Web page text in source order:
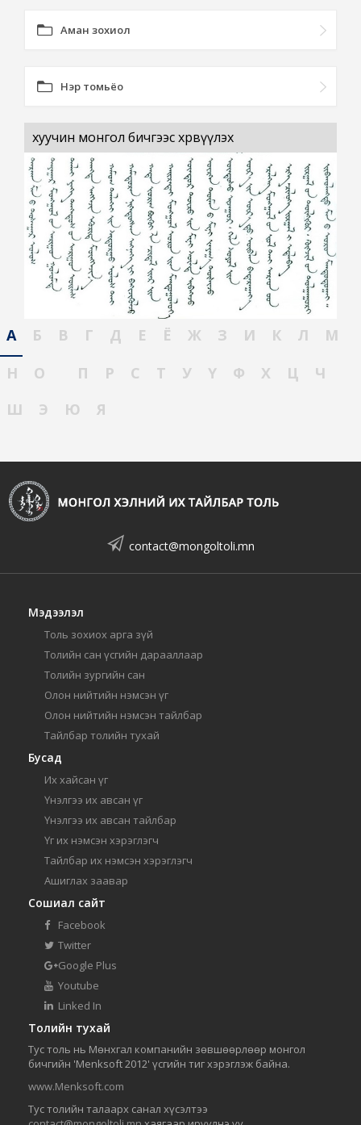
Аман зохиол
Нэр томьёо
хуучин монгол бичгээс хөрвүүлэх
А Б В Г Д Е Ё Ж З И К Л
М
Н
О П Р С Т У Ү Ф Х Ц
Ч
Ш
Э Ю Я
contact@mongoltoli.mn
Мэдээлэл
Толь зохиох арга зүй
Толийн сан үсгийн дарааллаар
Толийн зургийн сан
Олон нийтийн нэмсэн үг
Олон нийтийн нэмсэн тайлбар
Тайлбар толийн тухай
Бусад
Их хайсан үг
Үнэлгээ их авсан үг
Үнэлгээ их авсан тайлбар
Үг их нэмсэн хэрэглэгч
Тайлбар их нэмсэн хэрэглэгч
Ашиглах заавар
Сошиал сайт
Facebook
Twitter
Google Plus
Youtube
Linked In
Толийн тухай
Тус толь нь Мөнхгал компанийн зөвшөөрлөөр монгол
бичгийн 'Menksoft 2012' үсгийн тиг хэрэглэж байна.
www.Menksoft.com
Тус толийн талаарх санал хүсэлтээ